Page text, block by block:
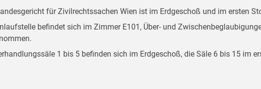
für Zivilrechtssachen Wien ist im Erdgeschoß und im ersten
befindet sich im Zimmer E101, Über- und
1 bis 5 befinden sich im Erdgeschoß, die Säle 6 bis 15 im